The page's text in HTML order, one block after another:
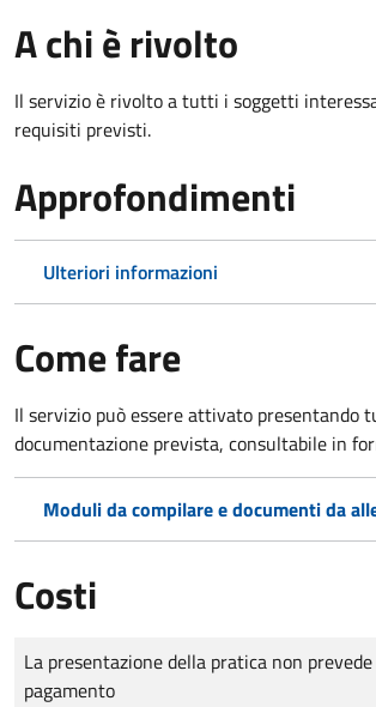
A chi è rivolto
Il servizio è rivolto a tutti i soggetti
requisiti previsti.
Approfondimenti
Ulteriori informazioni
Come fare
Il servizio può essere attivato presentando
documentazione prevista, consultabile in
Moduli da compilare e documenti da
Costi
Tipo di pagamento
Importo
La presentazione della pratica non
pagamento